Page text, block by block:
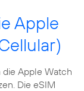
Apple
die Apple Watch
Die eSIM